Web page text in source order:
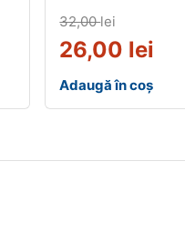
32,00lei
26,00 lei
Adaugă în coș